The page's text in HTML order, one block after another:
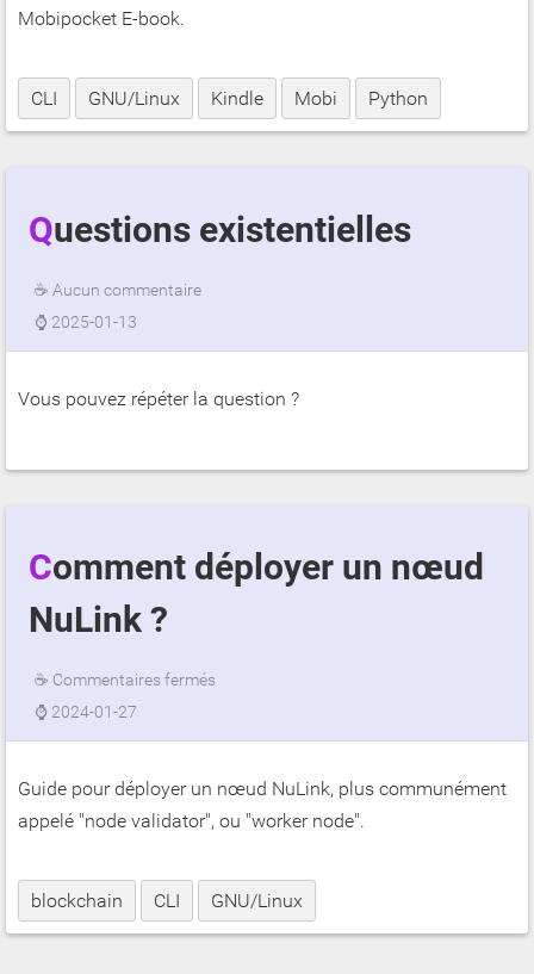
Mobipocket E-book.
CLI GNU/Linux Kindle Mobi Python
Questions existentielles
☕ Aucun commentaire
⌚ 2025-01-13
Vous pouvez répéter la question ?
Comment déployer un nœud
NuLink ?
☕ Commentaires fermés
⌚ 2024-01-27
Guide pour déployer un nœud NuLink, plus communément
appelé "node validator", ou "worker node".
blockchain CLI GNU/Linux